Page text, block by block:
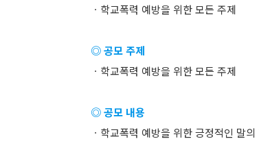
ㆍ학교폭력 예방을 위한 모든 주제
◎ 공모 주제
ㆍ학교폭력 예방을 위한 모든 주제
◎ 공모 내용
ㆍ학교폭력 예방을 위한 긍정적인 말